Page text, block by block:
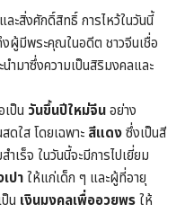
ะสิ่งศักดิ์สิทธิ์ การไหว้ในวันนี้
งผู้มีพระคุณในอดีต ชาวจีนเชื่อ
ำมาซึ่งความเป็นสิริมงคลและ
ป็น วันขึ้นปีใหม่จีนอย่าง
ใส โดยเฉพาะ สีแดงซึ่งเป็นสี
เร็จ ในวันนี้จะมีการไปเยี่ยม
ปาให้แก่เด็ก ๆ และผู้ที่อายุ
น เงินมงคลเพื่ออวยพรให้